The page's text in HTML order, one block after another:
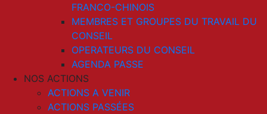
FRANCO-CHINOIS
MEMBRES ET GROUPES DU TRAVAIL DU
CONSEIL
OPERATEURS DU CONSEIL
AGENDA PASSE
NOS ACTIONS
ACTIONS A VENIR
ACTIONS PASSÉES